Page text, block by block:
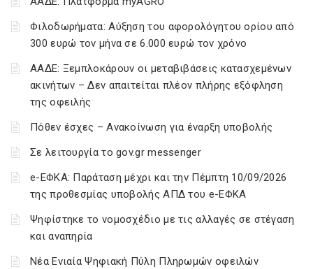
Φιλοδωρήματα: Αύξηση του αφορολόγητου ορίου από
300 ευρώ τον μήνα σε 6.000 ευρώ τον χρόνο
ΑΑΔΕ: Ξεμπλοκάρουν οι μεταβιβάσεις κατασχεμένων
ακινήτων – Δεν απαιτείται πλέον πλήρης εξόφληση
της οφειλής
Πόθεν έσχες – Ανακοίνωση για έναρξη υποβολής
Σε λειτουργία το gov.gr messenger
e-ΕΦΚΑ: Παράταση μέχρι και την Πέμπτη 10/09/2026
της προθεσμίας υποβολής ΑΠΔ του e-ΕΦΚΑ
Ψηφίστηκε το νομοσχέδιο με τις αλλαγές σε στέγαση
και αναπηρία
Νέα Ενιαία Ψηφιακή Πύλη Πληρωμών οφειλών